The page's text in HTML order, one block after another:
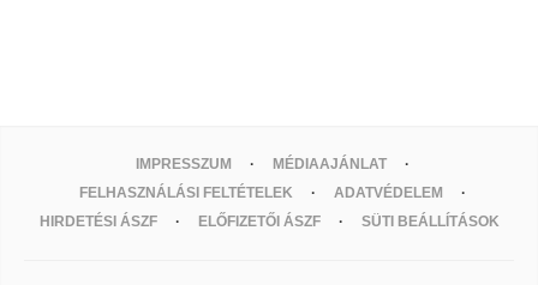
IMPRESSZUM
MÉDIAAJÁNLAT
FELHASZNÁLÁSI FELTÉTELEK
ADATVÉDELEM
HIRDETÉSI ÁSZF
ELŐFIZETŐI ÁSZF SÜTI BEÁLLÍTÁSOK